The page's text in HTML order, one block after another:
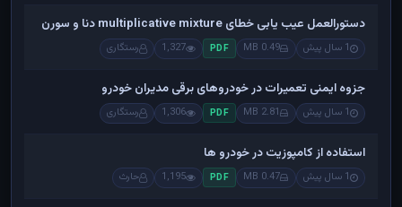
دستورالعمل عیب یابی خطای multiplicative mixture دنا و سورن
1 سال پیش 0.49 MB
PDF
1,327 رستگاری
جزوه ایمنی تعمیرات در خودروهای برقی مدیران خودرو
1 سال پیش 2.81 MB
PDF
1,306 رستگاری
استفاده از کامپوزیت در خودرو ها
1 سال پیش 0.47 MB
PDF
1,195 حارث